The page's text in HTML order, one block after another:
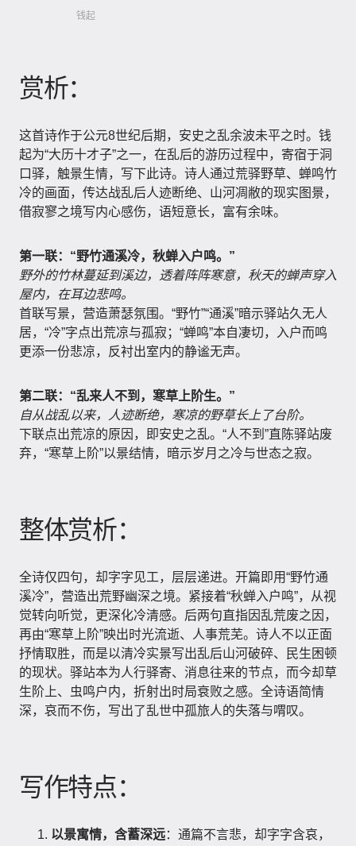
钱起
赏析：
这首诗作于公元8世纪后期，安史之乱余波未平之时。钱
起为“大历十才子”之一，在乱后的游历过程中，寄宿于洞
口驿，触景生情，写下此诗。诗人通过荒驿野草、蝉鸣竹
冷的画面，传达战乱后人迹断绝、山河凋敝的现实图景，
借寂寥之境写内心感伤，语短意长，富有余味。
第一联：“野竹通溪冷，秋蝉入户鸣。”
野外的竹林蔓延到溪边，透着阵阵寒意，秋天的蝉声穿入
屋内，在耳边悲鸣。
首联写景，营造萧瑟氛围。“野竹”“通溪”暗示驿站久无人
居，“冷”字点出荒凉与孤寂；“蝉鸣”本自凄切，入户而鸣
更添一份悲凉，反衬出室内的静谧无声。
第二联：“乱来人不到，寒草上阶生。”
自从战乱以来，人迹断绝，寒凉的野草长上了台阶。
下联点出荒凉的原因，即安史之乱。“人不到”直陈驿站废
弃，“寒草上阶”以景结情，暗示岁月之冷与世态之寂。
整体赏析：
全诗仅四句，却字字见工，层层递进。开篇即用“野竹通
溪冷”，营造出荒野幽深之境。紧接着“秋蝉入户鸣”，从视
觉转向听觉，更深化冷清感。后两句直指因乱荒废之因，
再由“寒草上阶”映出时光流逝、人事荒芜。诗人不以正面
抒情取胜，而是以清冷实景写出乱后山河破碎、民生困顿
的现状。驿站本为人行驿寄、消息往来的节点，而今却草
生阶上、虫鸣户内，折射出时局衰败之感。全诗语简情
深，哀而不伤，写出了乱世中孤旅人的失落与喟叹。
写作特点：
以景寓情，含蓄深远：通篇不言悲，却字字含哀，